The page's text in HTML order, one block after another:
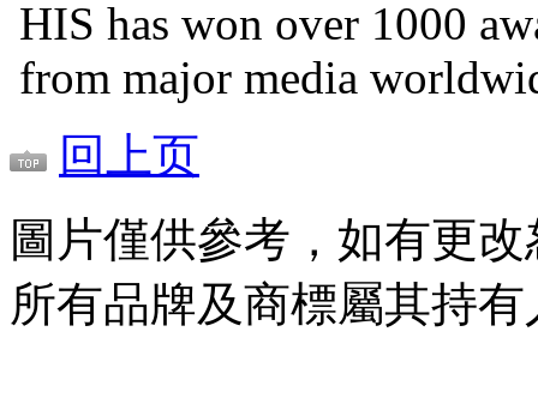
HIS has won over 1000
from major media
回上页
圖片僅供參考，如有更
所有品牌及商標屬其持